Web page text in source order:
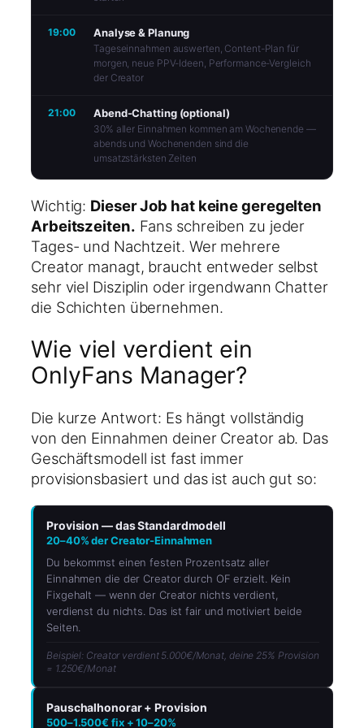
19:00 Analyse & Planung
Tageseinnahmen auswerten, Content-Plan für
morgen, neue PPV-Ideen, Performance-Vergleich
der Creator
21:00 Abend-Chatting (optional)
30% aller Einnahmen kommen am Wochenende —
abends und Wochenenden sind die
umsatzstärksten Zeiten
Wichtig: Dieser Job hat keine geregelten
Arbeitszeiten. Fans schreiben zu jeder
Tages- und Nachtzeit. Wer mehrere
Creator managt, braucht entweder selbst
sehr viel Disziplin oder irgendwann Chatter
die Schichten übernehmen.
Wie viel verdient ein
OnlyFans Manager?
Die kurze Antwort: Es hängt vollständig
von den Einnahmen deiner Creator ab. Das
Geschäftsmodell ist fast immer
provisionsbasiert und das ist auch gut so:
Provision — das Standardmodell
20–40% der Creator-Einnahmen
Du bekommst einen festen Prozentsatz aller
Einnahmen die der Creator durch OF erzielt. Kein
Fixgehalt — wenn der Creator nichts verdient,
verdienst du nichts. Das ist fair und motiviert beide
Seiten.
Beispiel: Creator verdient 5.000€/Monat, deine 25% Provision
= 1.250€/Monat
Pauschalhonorar + Provision
500–1.500€ fix + 10–20%